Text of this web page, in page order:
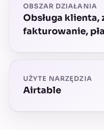
OBSZAR DZIAŁANIA
Obsługa klienta,
fakturowanie,
UŻYTE NARZĘDZIA
Airtable